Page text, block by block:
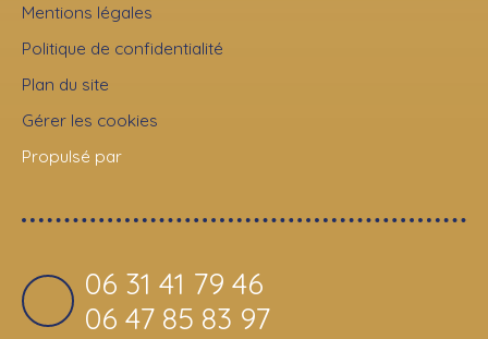
Mentions légales
Politique de confidentialité
Plan du site
Gérer les cookies
Propulsé par
06 31 41 79 46
06 47 85 83 97